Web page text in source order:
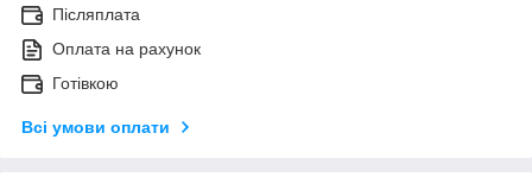
Післяплата
Оплата на рахунок
Готівкою
Всі умови оплати